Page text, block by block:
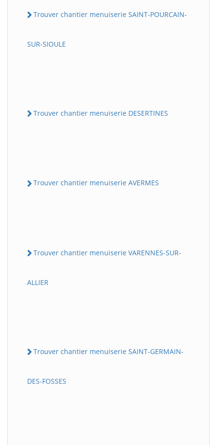
Trouver chantier menuiserie SAINT-POURCAIN-
SUR-SIOULE
Trouver chantier menuiserie DESERTINES
Trouver chantier menuiserie AVERMES
Trouver chantier menuiserie VARENNES-SUR-
ALLIER
Trouver chantier menuiserie SAINT-GERMAIN-
DES-FOSSES